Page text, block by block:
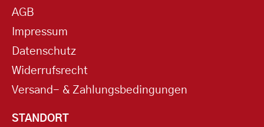
AGB
Impressum
Datenschutz
Widerrufsrecht
Versand- & Zahlungsbedingungen
STANDORT